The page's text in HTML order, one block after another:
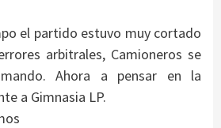
el partido estuvo muy cortado
arbitrales, Camioneros se
Ahora a pensar en la
a Gimnasia LP.